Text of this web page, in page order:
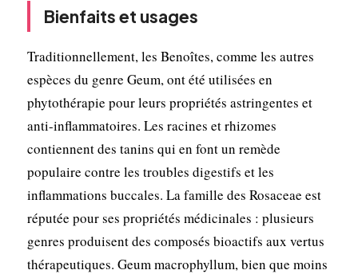
Bienfaits et usages
Traditionnellement, les Benoîtes, comme les autres
espèces du genre Geum, ont été utilisées en
phytothérapie pour leurs propriétés astringentes et
anti-inflammatoires. Les racines et rhizomes
contiennent des tanins qui en font un remède
populaire contre les troubles digestifs et les
inflammations buccales. La famille des Rosaceae est
réputée pour ses propriétés médicinales : plusieurs
genres produisent des composés bioactifs aux vertus
thérapeutiques. Geum macrophyllum, bien que moins